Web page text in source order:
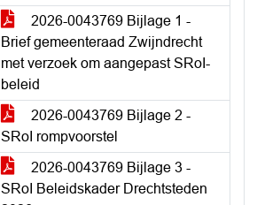
2026-0043769 Bijlage 1 -
Brief gemeenteraad Zwijndrecht
met verzoek om aangepast SRoI-
beleid
2026-0043769 Bijlage 2 -
SRoI rompvoorstel
2026-0043769 Bijlage 3 -
SRoI Beleidskader Drechtsteden